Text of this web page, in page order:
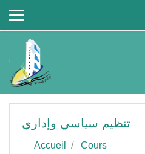
تنظيم سياسي وإداري
Accueil
Cours